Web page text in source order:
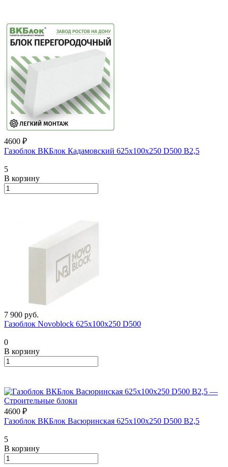
4600 ₽
Газоблок ВКБлок Кадамовский 625х100х250 D500 B2,5
5
В корзину
7 900 руб.
Газоблок Novoblock 625х100х250 D500
0
В корзину
4600 ₽
Газоблок ВКБлок Васюринская 625х100х250 D500 B2,5
5
В корзину